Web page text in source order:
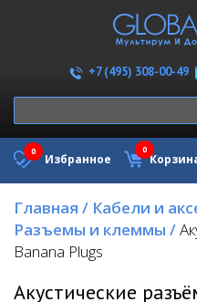
+7 (495) 308-00-49
Избранное
0 0
Главная / Кабели и
Разъемы и клеммы /
Banana Plugs
Акустические